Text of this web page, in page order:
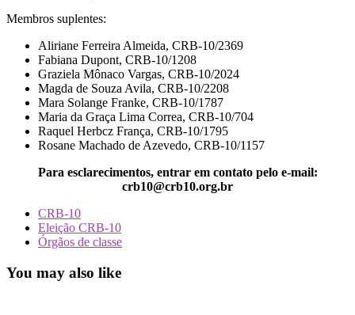
Membros suplentes:
Aliriane Ferreira Almeida, CRB-10/2369
Fabiana Dupont, CRB-10/1208
Graziela Mônaco Vargas, CRB-10/2024
Magda de Souza Avila, CRB-10/2208
Mara Solange Franke, CRB-10/1787
Maria da Graça Lima Correa, CRB-10/704
Raquel Herbcz França, CRB-10/1795
Rosane Machado de Azevedo, CRB-10/1157
Para esclarecimentos, entrar em contato pelo e-mail:
crb10@crb10.org.br
CRB-10
Eleição CRB-10
Órgãos de classe
You may also like